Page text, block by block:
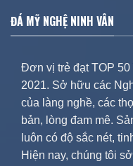
ĐÁ MỸ NGHỆ NINH VÂN
Đơn vị trẻ đạt TOP
2021. Sở hữu các
của làng nghề, các
bản, lòng đam mê.
luôn có độ sắc nét,
Hiện nay, chúng tôi